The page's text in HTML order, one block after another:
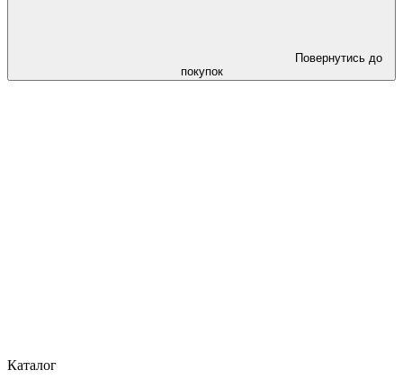
Повернутись до
покупок
Каталог